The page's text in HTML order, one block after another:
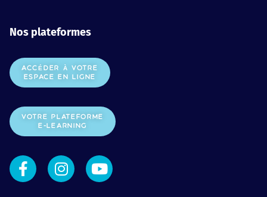
Nos plateformes
ACCÉDER À VOTRE
ESPACE EN LIGNE
VOTRE PLATEFORME
E-LEARNING
F
a
I
n
Y
o